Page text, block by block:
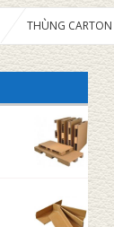
THÙNG CARTON